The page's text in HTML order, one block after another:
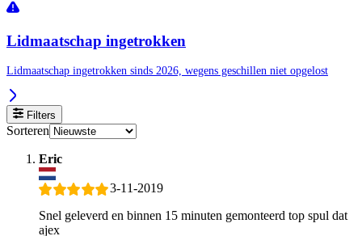
Lidmaatschap ingetrokken
Lidmaatschap ingetrokken sinds 2026, wegens geschillen niet opgelost
Filters
Sorteren
Eric
3-11-2019
Snel geleverd en binnen 15 minuten gemonteerd top spul dat
ajex